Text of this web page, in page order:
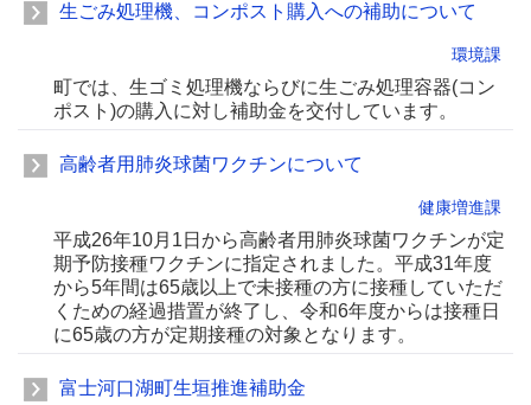
生ごみ処理機、コンポスト購入への補助について
環境課
町では、生ゴミ処理機ならびに生ごみ処理容器(コン
ポスト)の購入に対し補助金を交付しています。
高齢者用肺炎球菌ワクチンについて
健康増進課
平成26年10月1日から高齢者用肺炎球菌ワクチンが定
期予防接種ワクチンに指定されました。平成31年度
から5年間は65歳以上で未接種の方に接種していただ
くための経過措置が終了し、令和6年度からは接種日
に65歳の方が定期接種の対象となります。
富士河口湖町生垣推進補助金